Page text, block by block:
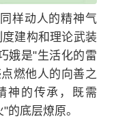
样动人的精神气
建构和理论武装
娥是"生活化的雷
燃他人的向善之
的传承，既需
的底层燎原。